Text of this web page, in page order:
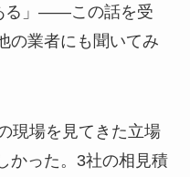
る」——この話を受
の業者にも聞いてみ
現場を見てきた立場
かった。3社の相見積